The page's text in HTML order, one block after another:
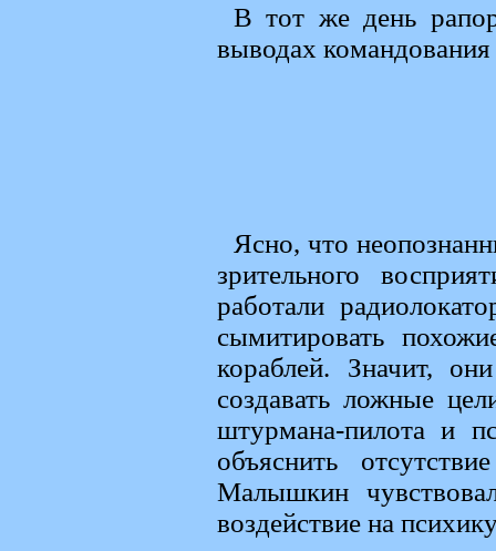
В тот же день
выводах
Ясно, что
зрительного
работали
сымитировать
кораблей. Значит,
создавать ложные
штурмана-пилота и
объяснить
Малышкин
воздействие на